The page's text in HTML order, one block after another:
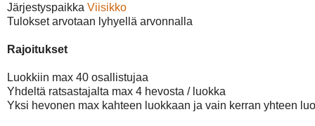
Järjestyspaikka Viisikko
Tulokset arvotaan lyhyellä arvonnalla
Rajoitukset
Luokkiin max 40 osallistujaa
Yhdeltä ratsastajalta max 4 hevosta / luokka
Yksi hevonen max kahteen luokkaan ja vain kerran yhteen